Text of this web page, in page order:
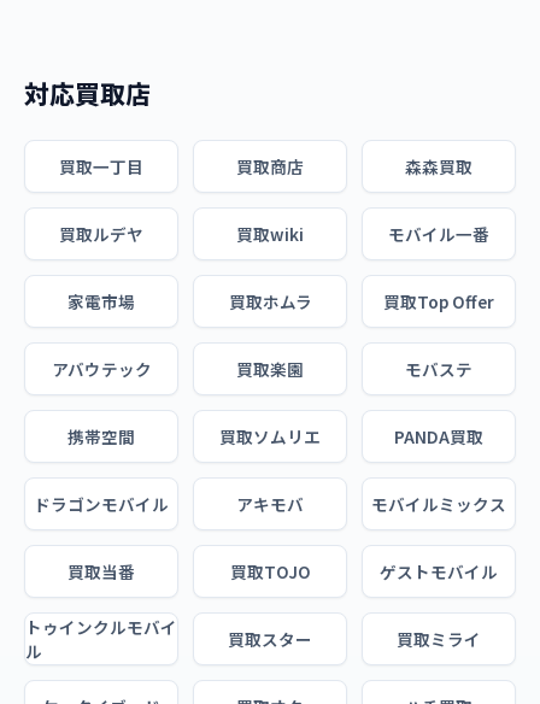
対応買取店
買取一丁目 買取商店 森森買取
買取ルデヤ 買取wiki モバイル一番
家電市場 買取ホムラ 買取Top Offer
アバウテック 買取楽園 モバステ
携帯空間 買取ソムリエ PANDA買取
ドラゴンモバイル アキモバ モバイルミックス
買取当番 買取TOJO ゲストモバイル
トゥインクルモバイ
ル
買取スター 買取ミライ